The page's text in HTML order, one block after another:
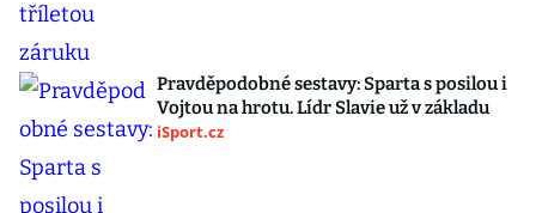
Pravděpodobné sestavy: Sparta s posilou i
Vojtou na hrotu. Lídr Slavie už v základu
iSport.cz